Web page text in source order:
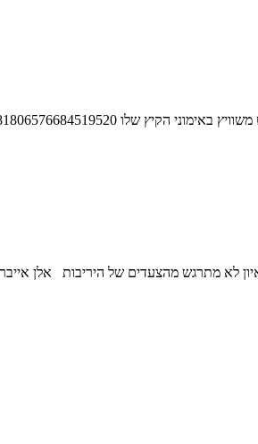
העונה מריו הזוניה מצטורף לקליבלנד על 2.8 לשנה אחת. קא"ט בריאיון